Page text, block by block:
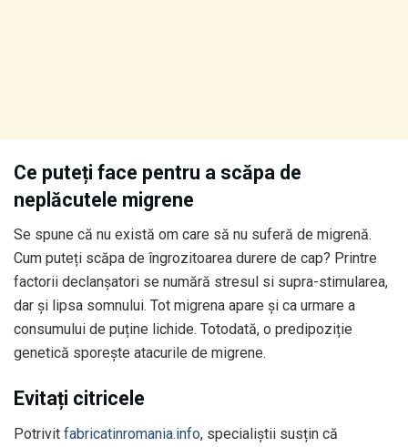
Ce puteți face pentru a scăpa de
neplăcutele migrene
Se spune că nu există om care să nu suferă de migrenă.
Cum puteți scăpa de îngrozitoarea durere de cap? Printre
factorii declanșatori se numără stresul si supra-stimularea,
dar și lipsa somnului. Tot migrena apare și ca urmare a
consumului de puține lichide. Totodată, o predipoziție
genetică sporește atacurile de migrene.
Evitați citricele
Potrivit fabricatinromania.info, specialiștii susțin că